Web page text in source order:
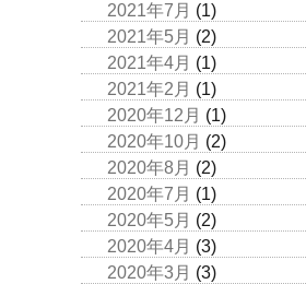
2021年7月 (1)
2021年5月 (2)
2021年4月 (1)
2021年2月 (1)
2020年12月 (1)
2020年10月 (2)
2020年8月 (2)
2020年7月 (1)
2020年5月 (2)
2020年4月 (3)
2020年3月 (3)